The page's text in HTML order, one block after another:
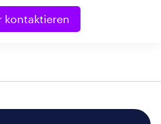
kontaktieren